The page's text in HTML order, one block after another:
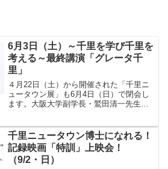
6月3日（土）～千里を学び千里を
考える～最終講演「グレータ千
里」
４月22日（土）から開催された「千里ニ
ュータウン展」も6月4日（日）で閉会し
ます。大阪大学副学長・鷲田清一先生の
シリーズも最後の講演となります。万博
公園の万博記念機構ビ...
千里ニュータウン博士になれる！
記録映画「特訓」上映会！
（9/2・日）